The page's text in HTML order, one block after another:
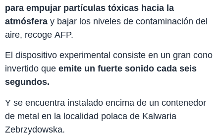
para empujar partículas tóxicas hacia la
atmósfera y bajar los niveles de contaminación del
aire, recoge AFP.
El dispositivo experimental consiste en un gran cono
invertido que emite un fuerte sonido cada seis
segundos.
Y se encuentra instalado encima de un contenedor
de metal en la localidad polaca de Kalwaria
Zebrzydowska.